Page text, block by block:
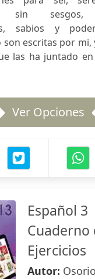
sin sesgos,
sabios y
son escritas por mi,
las ha juntado en
Ver Opciones
Español 3
Cuaderno
Ejercicios
Autor: